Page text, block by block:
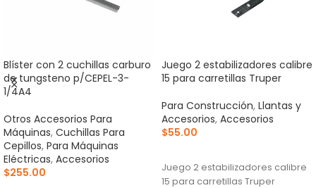
Blíster con 2 cuchillas carburo
de tungsteno p/CEPEL-3-
1/4A4
Otros Accesorios Para
Máquinas, Cuchillas Para
Cepillos, Para Máquinas
Eléctricas, Accesorios
$255.00
Juego 2 estabilizadores calibre
15 para carretillas Truper
Para Construcción, Llantas y
Accesorios, Accesorios
$55.00
Juego 2 estabilizadores calibre
15 para carretillas Truper